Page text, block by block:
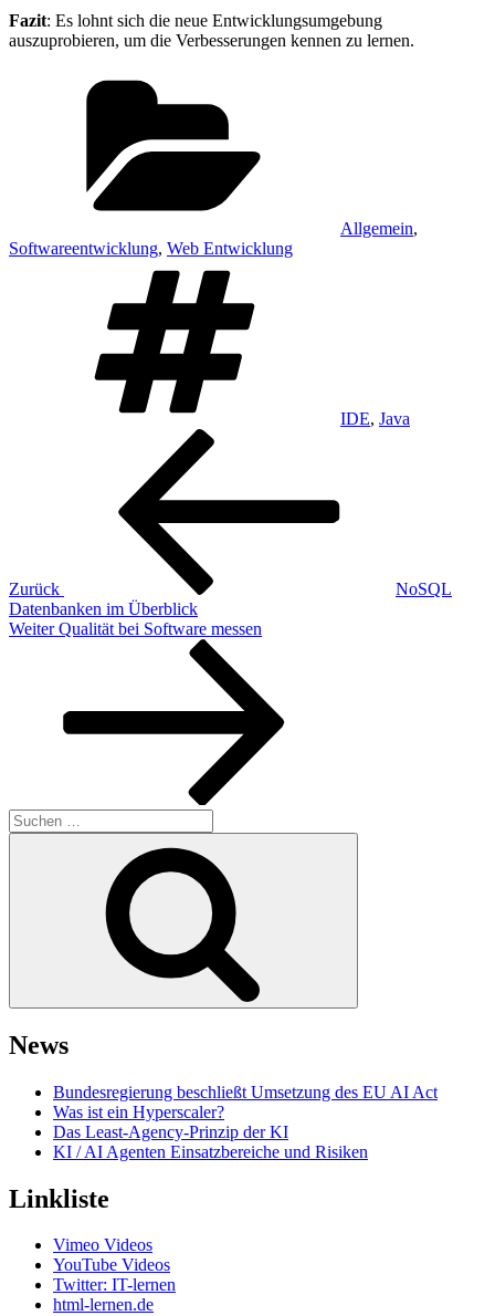
Fazit: Es lohnt sich die neue Entwicklungsumgebung
auszuprobieren, um die Verbesserungen kennen zu lernen.
Allgemein,
Softwareentwicklung, Web Entwicklung
IDE, Java
Beitragsnavigation
Zurück
NoSQL
Datenbanken im Überblick
Nächster
Weiter Qualität bei Software messen
Suchen
nach:
News
Bundesregierung beschließt Umsetzung des EU AI Act
Was ist ein Hyperscaler?
Das Least-Agency-Prinzip der KI
KI / AI Agenten Einsatzbereiche und Risiken
Linkliste
Vimeo Videos
YouTube Videos
Twitter: IT-lernen
html-lernen.de